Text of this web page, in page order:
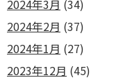
2024年3月 (34)
2024年2月 (37)
2024年1月 (27)
2023年12月 (45)